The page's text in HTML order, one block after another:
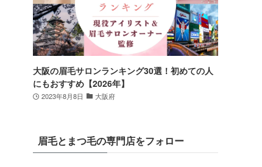
大阪の眉毛サロンランキング30選！初めての人
にもおすすめ【2026年】
2023年8月8日 大阪府
眉毛とまつ毛の専門店をフォロー